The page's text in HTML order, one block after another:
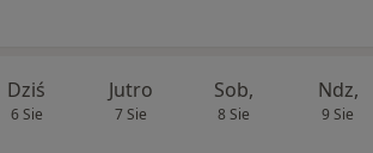
Dziś
6 Sie
Jutro
7 Sie
Sob,
8 Sie
Ndz,
9 Sie